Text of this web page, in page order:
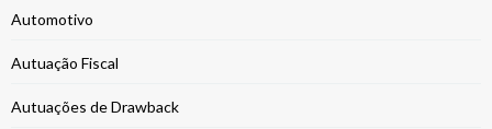
Automotivo
Autuação Fiscal
Autuações de Drawback